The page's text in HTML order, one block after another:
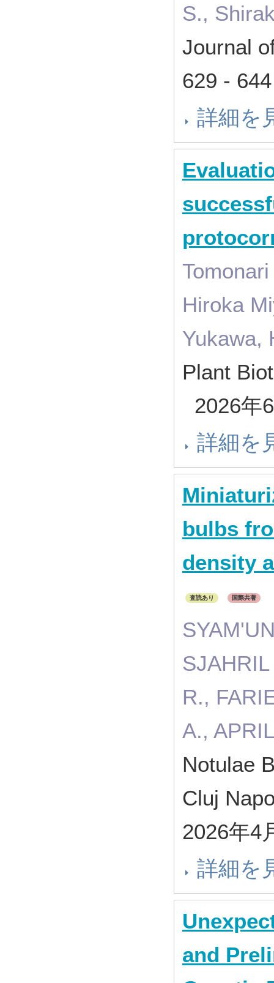
S.,
Journal
629 -
詳細を
Hiroka
Yukawa,
Plant
2026年
詳細を
bulbs
density
査読あり 国際共著
R.,
A.,
Notulae
Cluj
2026年4
詳細を
and